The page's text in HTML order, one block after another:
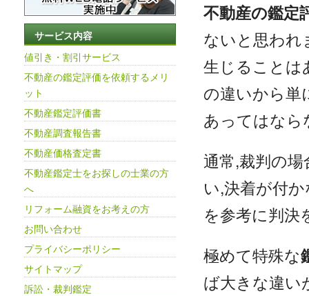
不動産の鑑定
ないと思われ
生じることは
の違いから単
あってはなら
通常,裁判の
い,決着が付
を参考に判決
極めて特殊な
ば大きな違い
サービス内容
値引き・割引サービス
不動産の鑑定評価を依頼するメリ
ット
不動産鑑定評価書
不動産調査報告書
不動産価格査定書
不動産鑑定士をお探しの士業の方
へ
リフォーム融資をお考えの方
お問い合わせ
プライバシーポリシー
サイトマップ
訴訟・裁判鑑定